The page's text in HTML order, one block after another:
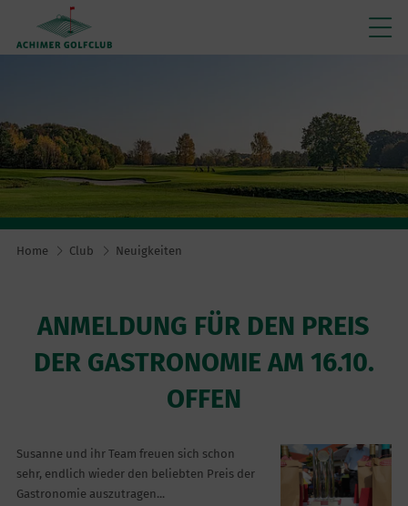
Home Club Neuigkeiten
ANMELDUNG FÜR DEN PREIS
DER GASTRONOMIE AM 16.10.
OFFEN
Susanne und ihr Team freuen sich schon
sehr, endlich wieder den beliebten Preis der
Gastronomie auszutragen...